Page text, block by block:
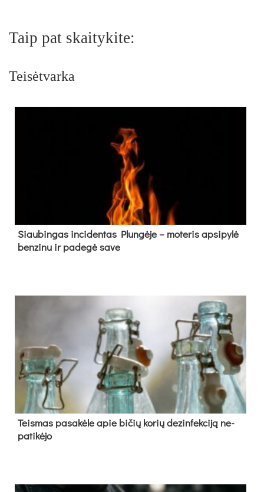
Taip pat skaitykite:
Teisėtvarka
Siau­bin­gas in­ci­den­tas Plun­gė­je – mo­te­ris ap­si­py­lė
ben­zi­nu ir pa­de­gė sa­ve
Teis­mas pa­sa­kė­le apie bi­čių ko­rių de­zin­fek­ci­ją ne­
pa­ti­kė­jo